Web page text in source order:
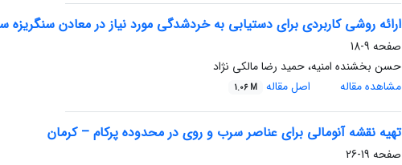
ارائه روشی کاربردی برای دستیابی به خردشدگی مورد نیاز در معادن سنگریزه
صفحه 9-18
حسن بخشنده امنیه، حمید رضا مالکی نژاد
مشاهده مقاله
اصل مقاله 1.06 M
تهیه نقشه‌ آنومالی برای عناصر سرب و روی در محدوده پرکام – کرمان
صفحه 19-26